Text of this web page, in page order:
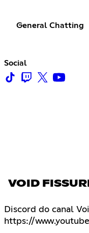
General Chatting
Social
VOID
Discord do canal
https://